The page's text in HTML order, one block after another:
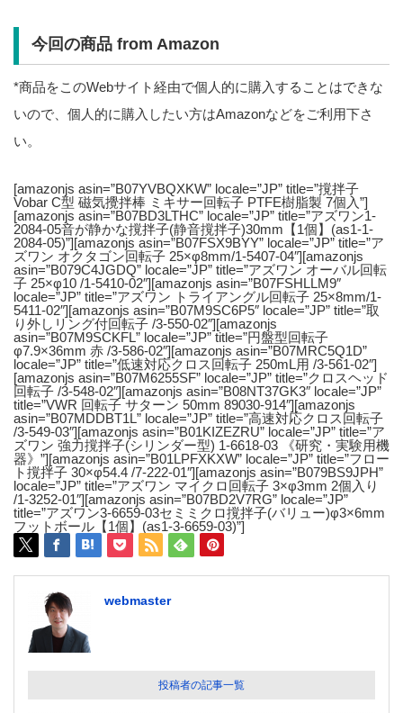
今回の商品 from Amazon
*商品をこのWebサイト経由で個人的に購入することはできな
いので、個人的に購入したい方はAmazonなどをご利用下さ
い。
[amazonjs asin=”B07YVBQXKW” locale=”JP” title=”撹拌子
Vobar C型 磁気攪拌棒 ミキサー回転子 PTFE樹脂製 7個入”]
[amazonjs asin=”B07BD3LTHC” locale=”JP” title=”アズワン1-
2084-05音が静かな撹拌子(静音撹拌子)30mm【1個】(as1-1-
2084-05)”][amazonjs asin=”B07FSX9BYY” locale=”JP” title=”ア
ズワン オクタゴン回転子 25×φ8mm/1-5407-04″][amazonjs
asin=”B079C4JGDQ” locale=”JP” title=”アズワン オーバル回転
子 25×φ10 /1-5410-02″][amazonjs asin=”B07FSHLLM9″
locale=”JP” title=”アズワン トライアングル回転子 25×8mm/1-
5411-02″][amazonjs asin=”B07M9SC6P5″ locale=”JP” title=”取
り外しリング付回転子 /3-550-02″][amazonjs
asin=”B07M9SCKFL” locale=”JP” title=”円盤型回転子
φ7.9×36mm 赤 /3-586-02″][amazonjs asin=”B07MRC5Q1D”
locale=”JP” title=”低速対応クロス回転子 250mL用 /3-561-02″]
[amazonjs asin=”B07M6255SF” locale=”JP” title=”クロスヘッド
回転子 /3-548-02″][amazonjs asin=”B08NT37GK3″ locale=”JP”
title=”VWR 回転子 サターン 50mm 89030-914″][amazonjs
asin=”B07MDDBT1L” locale=”JP” title=”高速対応クロス回転子
/3-549-03″][amazonjs asin=”B01KIZEZRU” locale=”JP” title=”ア
ズワン 強力撹拌子(シリンダー型) 1-6618-03 《研究・実験用機
器》”][amazonjs asin=”B01LPFXKXW” locale=”JP” title=”フロー
ト撹拌子 30×φ54.4 /7-222-01″][amazonjs asin=”B079BS9JPH”
locale=”JP” title=”アズワン マイクロ回転子 3×φ3mm 2個入り
/1-3252-01″][amazonjs asin=”B07BD2V7RG” locale=”JP”
title=”アズワン3-6659-03セミミクロ撹拌子(バリュー)φ3×6mm
フットボール【1個】(as1-3-6659-03)”]
webmaster
投稿者の記事一覧